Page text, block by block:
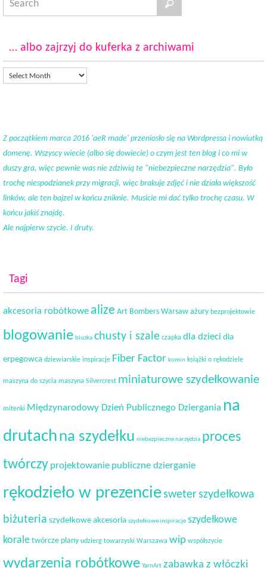
… albo zajrzyj do kuferka z archiwami
Z początkiem marca 2016 'aeR made' przeniosło się na Wordpressa i nowiutką
domenę. Wszyscy wiecie (albo się dowiecie) o czym jest ten blog i co mi w
duszy gra, więc pewnie was nie zdziwią te "niebezpieczne narzędzia". Było
trochę niespodzianek przy migracji, więc brakuje zdjęć i nie działa większość
linków, ale ten bajzel w końcu zniknie. Musicie mi dać tylko trochę czasu. W
końcu jakiś znajdę.
Ale najpierw szycie. I druty.
Tagi
akcesoria robótkowe alize Art Bombers Warsaw ażury bezprojektowie
blogowanie bluzka chusty i szale czapka dla dzieci dla
erpegowca dziewiarskie inspiracje Fiber Factor komin książki o rękodziele
maszyna do szycia maszyna Silvercrest miniaturowe szydełkowanie
mitenki Międzynarodowy Dzień Publicznego Dziergania na
drutachna szydełku niebezpieczne narzędzia proces
twórczy projektowanie publiczne dzierganie
rękodzieło w prezenciesweterszydełkowa
biżuteria szydełkowe akcesoria szydełkowe inspiracje szydełkowe
korale twórcze plany udzierg towarzyski Warszawa wip współszycie
wydarzenia robótkowe YarnArt zabawka z włóczki